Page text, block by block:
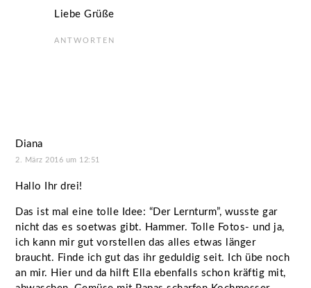
Liebe Grüße
ANTWORTEN
Diana
2. März 2016 um 12:51
Hallo Ihr drei!
Das ist mal eine tolle Idee: “Der Lernturm”, wusste gar
nicht das es soetwas gibt. Hammer. Tolle Fotos- und ja,
ich kann mir gut vorstellen das alles etwas länger
braucht. Finde ich gut das ihr geduldig seit. Ich übe noch
an mir. Hier und da hilft Ella ebenfalls schon kräftig mit,